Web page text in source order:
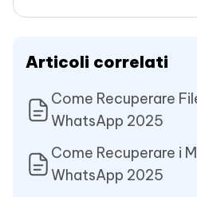
Articoli correlati
Come Recuperare
WhatsApp 2025
Come Recuperare i
WhatsApp 2025